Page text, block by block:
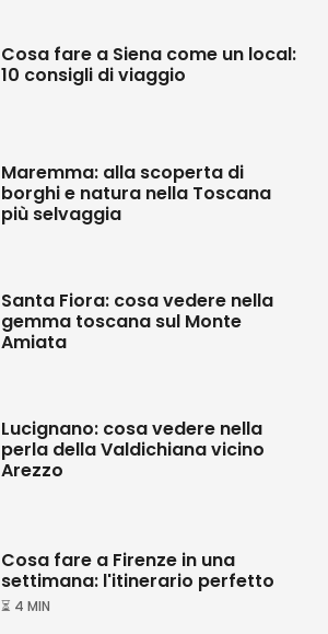
Cosa fare a Siena come un local:
10 consigli di viaggio
Maremma: alla scoperta di
borghi e natura nella Toscana
più selvaggia
Santa Fiora: cosa vedere nella
gemma toscana sul Monte
Amiata
Lucignano: cosa vedere nella
perla della Valdichiana vicino
Arezzo
Cosa fare a Firenze in una
settimana: l'itinerario perfetto
⏳ 4 MIN